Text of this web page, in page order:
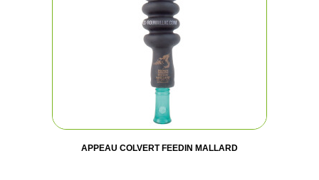
APPEAU COLVERT FEEDIN MALLARD